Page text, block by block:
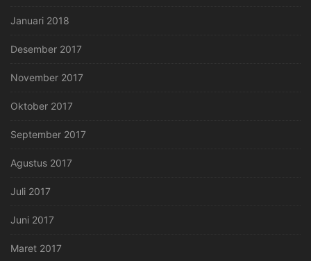
Januari 2018
Desember 2017
November 2017
Oktober 2017
September 2017
Agustus 2017
Juli 2017
Juni 2017
Maret 2017